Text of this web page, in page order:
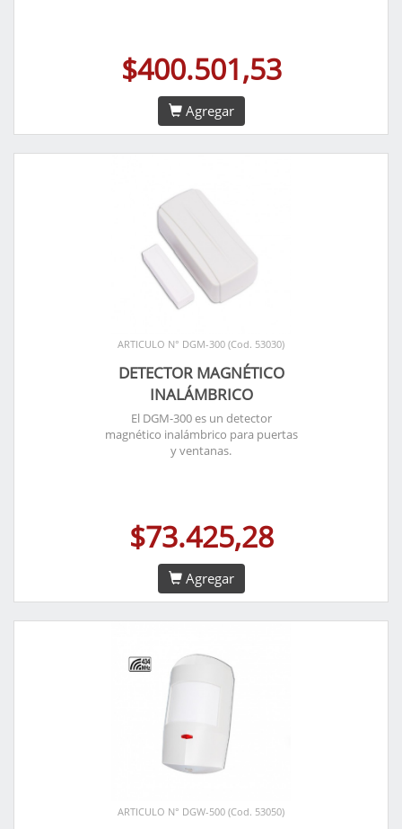
$400.501,53
Agregar
ARTICULO N° DGM-300 (Cod. 53030)
DETECTOR MAGNÉTICO
INALÁMBRICO
El DGM-300 es un detector
magnético inalámbrico para puertas
y ventanas.
$73.425,28
Agregar
ARTICULO N° DGW-500 (Cod. 53050)